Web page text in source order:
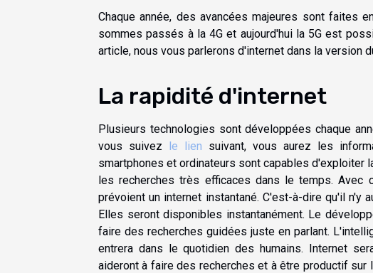
Chaque année, des avancées majeures sont faites
sommes passés à la 4G et aujourd'hui la 5G est
article, nous vous parlerons d'internet dans la version
La rapidité d'internet
Plusieurs technologies sont développées chaque
vous suivez le lien suivant, vous aurez les
smartphones et ordinateurs sont capables d'exploiter
les recherches très efficaces dans le temps. Avec
prévoient un internet instantané. C'est-à-dire qu'il n'y
Elles seront disponibles instantanément. Le
faire des recherches guidées juste en parlant.
entrera dans le quotidien des humains. Internet
aideront à faire des recherches et à être productif